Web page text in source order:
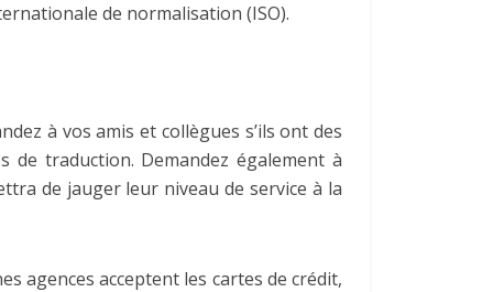
de normalisation (ISO).
à vos amis et collègues s’ils ont des
de traduction. Demandez également à
de jauger leur niveau de service à la
agences acceptent les cartes de crédit,